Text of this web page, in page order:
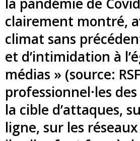
clairement montré,
climat sans
et d’intimidation à
médias » (source:
professionnel·les
la cible d’attaques,
ligne, sur les